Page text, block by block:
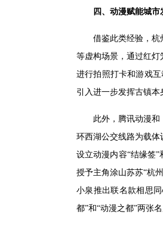
四、 动漫赋能城市
借鉴此类经验，
等虚构场景，通过红
进行拍照打卡和游戏
引入进一步发挥古镇本
此外，腾讯动漫
环西湖公交线路为载体
设立动漫内容“结缘签
授予主角涂山苏苏“杭
小泉推出联名款相思
都”和“动漫之都”两张